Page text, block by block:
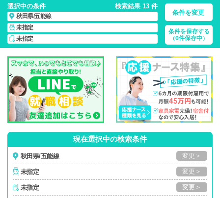
選択中の条件 検索結果 13 件
秋田県/五能線
未指定
未指定
条件を変更
条件を保存する
（0件保存中）
秋田県/五能線/正社員・パート・応援ナース・派遣の 看護師求
人・派遣・転職・募集一覧
現在選択中の検索条件
秋田県/五能線 変更＞
未指定 変更＞
未指定 変更＞